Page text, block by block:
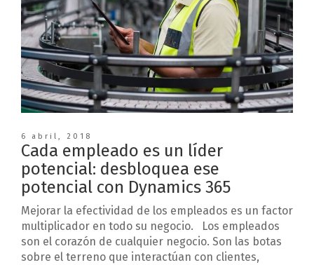
6 abril, 2018
Cada empleado es un líder
potencial: desbloquea ese
potencial con Dynamics 365
Mejorar la efectividad de los empleados es un factor
multiplicador en todo su negocio. Los empleados
son el corazón de cualquier negocio. Son las botas
sobre el terreno que interactúan con clientes,